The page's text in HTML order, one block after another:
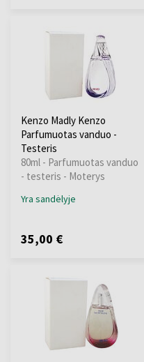
Kenzo Madly Kenzo
Parfumuotas vanduo -
Testeris
80ml - Parfumuotas vanduo
- testeris - Moterys
Yra sandėlyje
35,00 €